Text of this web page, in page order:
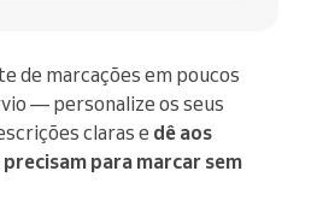
de marcações em poucos
— personalize os seus
claras e dê aos
para marcar sem